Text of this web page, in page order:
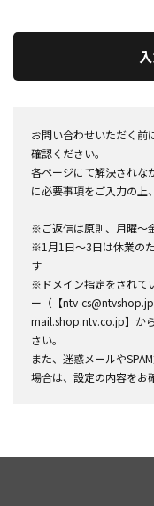
お問い合わせいただく前
確認ください。
各ページにて解決されな
に必要事項をご入力の上
※ご返信は原則、月曜～
※1月1日～3日は休業の
す
※ドメイン指定をされて
ー（【ntv-
mail.shop.ntv.co.jp】か
さい。
また、迷惑メールや
場合は、設定の内容をお